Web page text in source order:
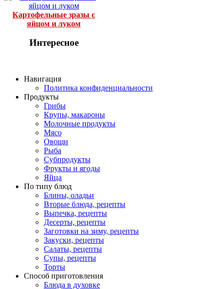
Картофельные зразы с
яйцом и луком
Интересное
Навигация
Политика конфиденциальности
Продукты
Грибы
Крупы, макароны
Молочные продукты
Мясо
Овощи
Рыба
Субпродукты
Фрукты и ягоды
Яйца
По типу блюд
Блины, оладьи
Вторые блюда, рецепты
Выпечка, рецепты
Десерты, рецепты
Заготовки на зиму, рецепты
Закуски, рецепты
Салаты, рецепты
Супы, рецепты
Торты
Способ приготовления
Блюда в духовке